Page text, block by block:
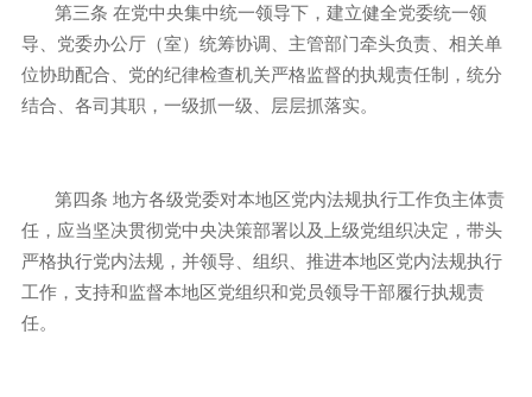
第三条 在党中央集中统一领导下，建立健全党委统一领
导、党委办公厅（室）统筹协调、主管部门牵头负责、相关单
位协助配合、党的纪律检查机关严格监督的执规责任制，统分
结合、各司其职，一级抓一级、层层抓落实。
第四条 地方各级党委对本地区党内法规执行工作负主体责
任，应当坚决贯彻党中央决策部署以及上级党组织决定，带头
严格执行党内法规，并领导、组织、推进本地区党内法规执行
工作，支持和监督本地区党组织和党员领导干部履行执规责
任。